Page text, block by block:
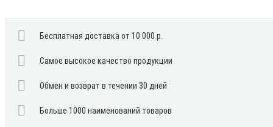
Бесплатная доставка от 10 000 р.
Самое высокое качество продукции
Обмен и возврат в течении 30 дней
Больше 1000 наименований товаров